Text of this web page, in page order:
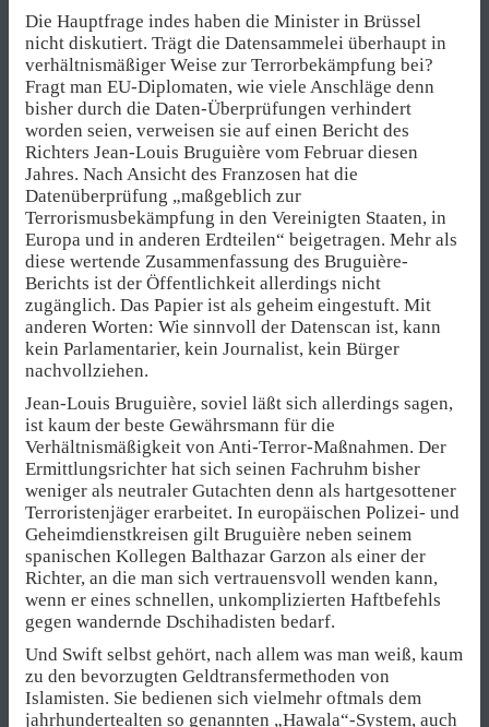
Die Hauptfrage indes haben die Minister in Brüssel
nicht diskutiert. Trägt die Datensammelei überhaupt in
verhältnismäßiger Weise zur Terrorbekämpfung bei?
Fragt man EU-Diplomaten, wie viele Anschläge denn
bisher durch die Daten-Überprüfungen verhindert
worden seien, verweisen sie auf einen Bericht des
Richters Jean-Louis Bruguière vom Februar diesen
Jahres. Nach Ansicht des Franzosen hat die
Datenüberprüfung „maßgeblich zur
Terrorismusbekämpfung in den Vereinigten Staaten, in
Europa und in anderen Erdteilen“ beigetragen. Mehr als
diese wertende Zusammenfassung des Bruguière-
Berichts ist der Öffentlichkeit allerdings nicht
zugänglich. Das Papier ist als geheim eingestuft. Mit
anderen Worten: Wie sinnvoll der Datenscan ist, kann
kein Parlamentarier, kein Journalist, kein Bürger
nachvollziehen.
Jean-Louis Bruguière, soviel läßt sich allerdings sagen,
ist kaum der beste Gewährsmann für die
Verhältnismäßigkeit von Anti-Terror-Maßnahmen. Der
Ermittlungsrichter hat sich seinen Fachruhm bisher
weniger als neutraler Gutachten denn als hartgesottener
Terroristenjäger erarbeitet. In europäischen Polizei- und
Geheimdienstkreisen gilt Bruguière neben seinem
spanischen Kollegen Balthazar Garzon als einer der
Richter, an die man sich vertrauensvoll wenden kann,
wenn er eines schnellen, unkomplizierten Haftbefehls
gegen wandernde Dschihadisten bedarf.
Und Swift selbst gehört, nach allem was man weiß, kaum
zu den bevorzugten Geldtransfermethoden von
Islamisten. Sie bedienen sich vielmehr oftmals dem
jahrhundertealten so genannten „Hawala“-System, auch